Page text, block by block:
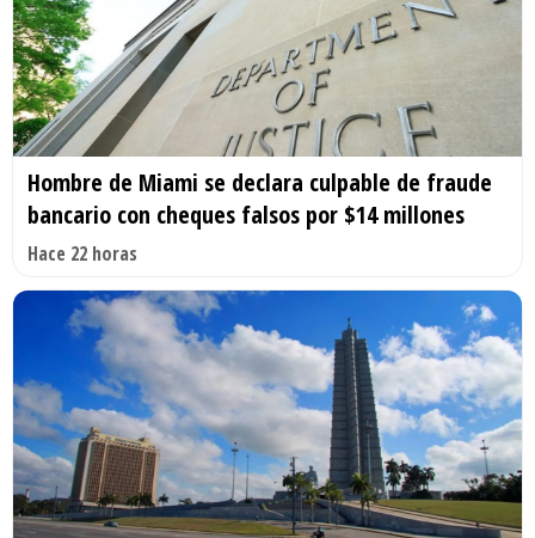
Hombre de Miami se declara culpable de fraude
bancario con cheques falsos por $14 millones
Hace 22 horas